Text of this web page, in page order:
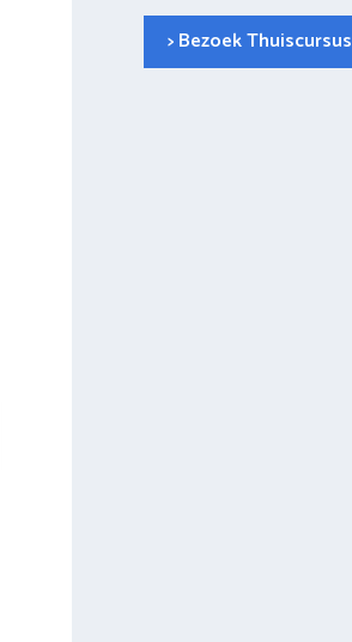
> Bezoek Thuiscursus